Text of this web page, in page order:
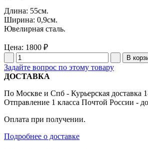
Длина: 55см.
Ширина: 0,9см.
Ювелирная сталь.
Цена: 1800 ₽
Задайте вопрос по этому товару
ДОСТАВКА
По Москве и Спб - Курьерская доставка
Отправление 1 класса Почтой России -
Оплата при получении.
Подробнее о доставке